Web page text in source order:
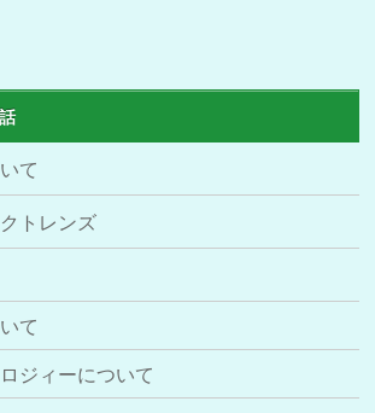
て
トレンズ
て
ジィーについて